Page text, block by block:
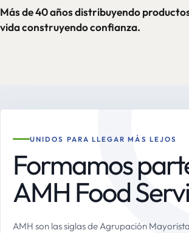
Más de 40 años distribuyendo
vida construyendo confianza.
UNIDOS PARA LLEGAR MÁS LEJOS
Formamos
AMH Food
AMH son las siglas de Agrupación